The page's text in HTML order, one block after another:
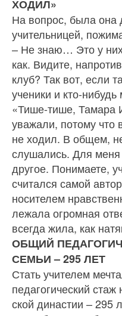
ХОДИЛ»
На вопрос, была она
учительницей,
– Не знаю… Это у
как. Видите,
клуб? Так вот, если
ученики и кто-
«Тише-тише, Тамара
уважали, потому что
не ходил. В общем,
слушались. Для
другое. По­нимаете,
считался самой
носителем
ле­жала огромная
всегда жила, как
ОБЩИЙ
СЕМЬИ – 295 ЛЕТ
Стать учителем
педагогический
ской династии – 295